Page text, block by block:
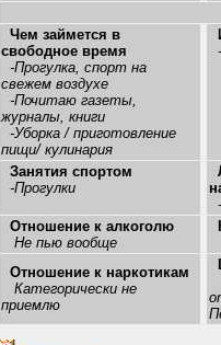
Чем займется в
свободное время
-Прогулка, спорт на
свежем воздухе
-Почитаю газеты,
журналы, книги
-Уборка / приготовление
пищи/ кулинария
Занятия спортом
-Прогулки
Отношение к алкоголю
Не пью вообще
Отношение к наркотикам
Категорически не
приемлю